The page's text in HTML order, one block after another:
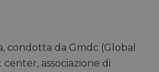
condotta da Gmdc (Global
associazione di